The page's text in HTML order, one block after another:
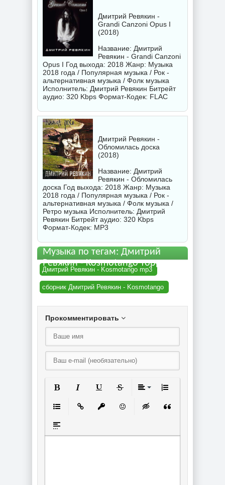
Дмитрий Ревякин -
Grandi Canzoni Opus I
(2018)
Название: Дмитрий
Ревякин - Grandi Canzoni
Opus I Год выхода: 2018 Жанр: Музыка
2018 года / Популярная музыка / Рок -
альтернативная музыка / Фолк музыка
Исполнитель: Дмитрий Ревякин Битрейт
аудио: 320 Kbps Формат-Кодек: FLAC
Дмитрий Ревякин -
Обломилась доска
(2018)
Название: Дмитрий
Ревякин - Обломилась
доска Год выхода: 2018 Жанр: Музыка
2018 года / Популярная музыка / Рок -
альтернативная музыка / Фолк музыка /
Ретро музыка Исполнитель: Дмитрий
Ревякин Битрейт аудио: 320 Kbps
Формат-Кодек: MP3
Музыка по тегам: Дмитрий
Ревякин - Kosmotango торрент
Дмитрий Ревякин - Kosmotango mp3
сборник Дмитрий Ревякин - Kosmotango
Прокомментировать
Вставка спойлера